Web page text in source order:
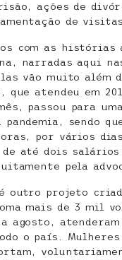
ações de
de
com as histórias
narradas aqui
vão muito além
que atendeu em
passou para
pandemia, sendo
por vários
de até dois salários
pela
outro projeto
mais de 3 mil
agosto, atenderam
o país.